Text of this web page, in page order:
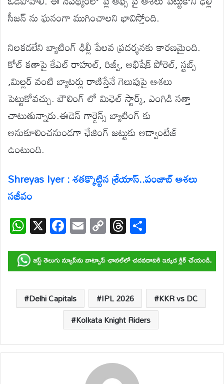
సీజన్ ను ఘనంగా ముగించాలని భావిస్తోంది.
నిలకడలేని బ్యాటింగ్ ఢిల్లీ పేలవ ప్రదర్శనకు కారణమైంది.
కోల్ కతాపై కేఎల్ రాహుల్, రిజ్వీ, అభిషేక్ పోరెల్, స్టబ్స్
,మిల్లర్ వంటి బ్యాటర్లు రాణిస్తేనే గెలుపుపై ఆశలు
పెట్టుకోవచ్చు. బౌలింగ్ లో మిఛెల్ స్టార్క్, ఎంగిడి సత్తా
చాటుతున్నారు.ఈడెన్ గార్డెన్స్ బ్యాటింగ్ కు
అనుకూలించనుండగా ఛేజింగ్ జట్టుకు అడ్వాంటేజ్
ఉంటుంది.
Shreyas Iyer : శతక్కొట్టిన శ్రేయాస్..పంజాబ్ ఆశలు
సజీవం
W
h
at
s
A
p
X F
ac
e
b
o
o
k
E
m
ail
C
o
p
y
Li
n
k
T
hr
e
a
d
s
ar
e
Delhi Capitals IPL 2026
KKR vs DC
Kolkata Knight Riders